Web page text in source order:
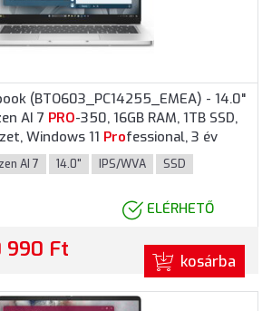
(BTO603_PC14255_EMEA) - 14.0"
AI 7 PRO-350, 16GB RAM, 1TB SSD,
Windows 11 Professional, 3 év
színben
AI 7 14.0" IPS/WVA
SSD
ELÉRHETŐ
990 Ft kosárba